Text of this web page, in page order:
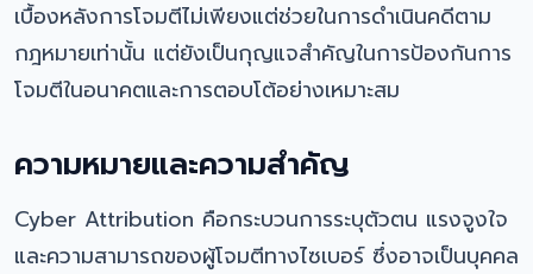
เบื้องหลังการโจมตีไม่เพียงแต่ช่วยในการดำเนินคดีตาม
กฎหมายเท่านั้น แต่ยังเป็นกุญแจสำคัญในการป้องกันการ
โจมตีในอนาคตและการตอบโต้อย่างเหมาะสม
ความหมายและความสำคัญ
Cyber Attribution คือกระบวนการระบุตัวตน แรงจูงใจ
และความสามารถของผู้โจมตีทางไซเบอร์ ซึ่งอาจเป็นบุคคล